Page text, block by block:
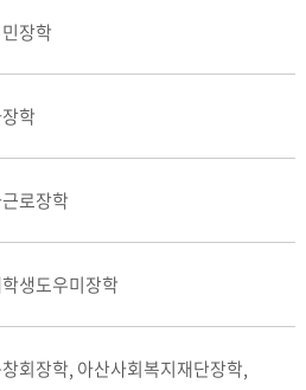
장학
학
로장학
생도우미장학
회장학, 아산사회복지재단장학,